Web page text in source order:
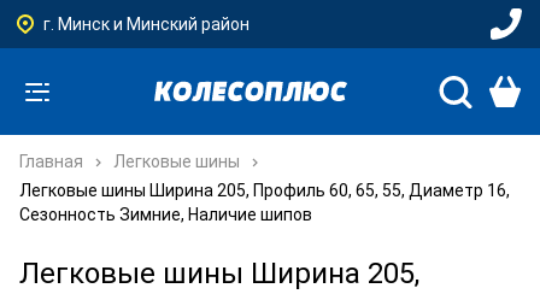
г. Минск и Минский район
Главная
Легковые шины
Легковые шины Ширина 205, Профиль 60, 65, 55, Диаметр 16,
Сезонность Зимние, Наличие шипов
Легковые шины Ширина 205,